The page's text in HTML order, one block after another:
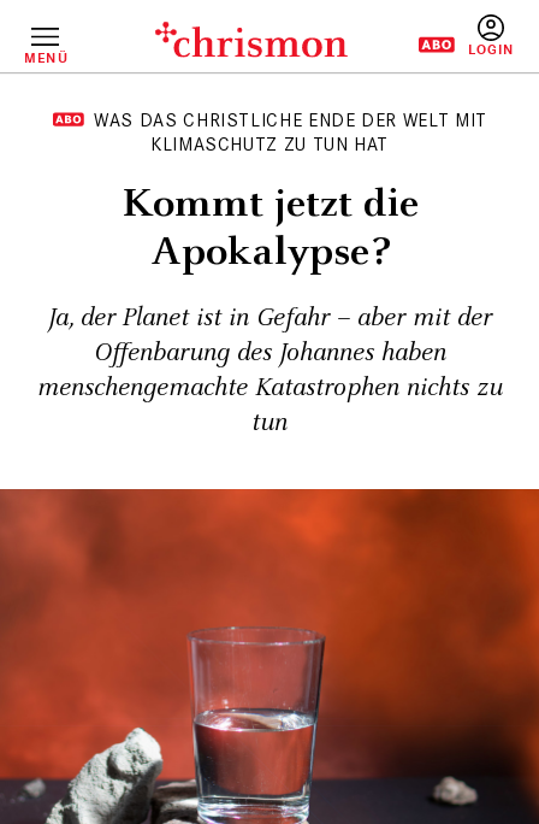
InhaltMENÜ
WAS DAS CHRISTLICHE ENDE DER WELT MIT
KLIMASCHUTZ ZU TUN HAT
Kommt jetzt die
Apokalypse?
Ja, der Planet ist in Gefahr – aber mit der
Offenbarung des Johannes haben
menschengemachte Katastrophen nichts zu
tun